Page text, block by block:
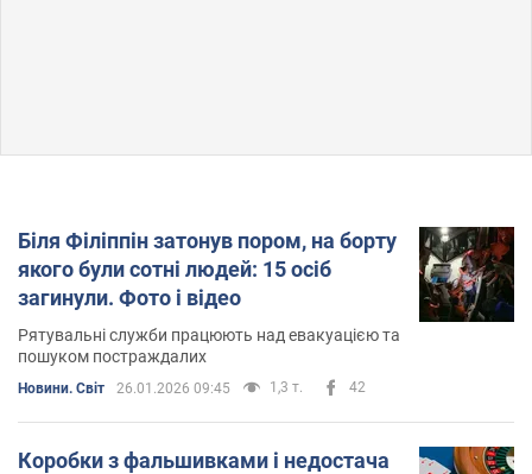
Біля Філіппін затонув пором, на борту
якого були сотні людей: 15 осіб
загинули. Фото і відео
Рятувальні служби працюють над евакуацією та
пошуком постраждалих
Новини. Світ 26.01.2026 09:45 1,3 т. 42
Коробки з фальшивками і недостача